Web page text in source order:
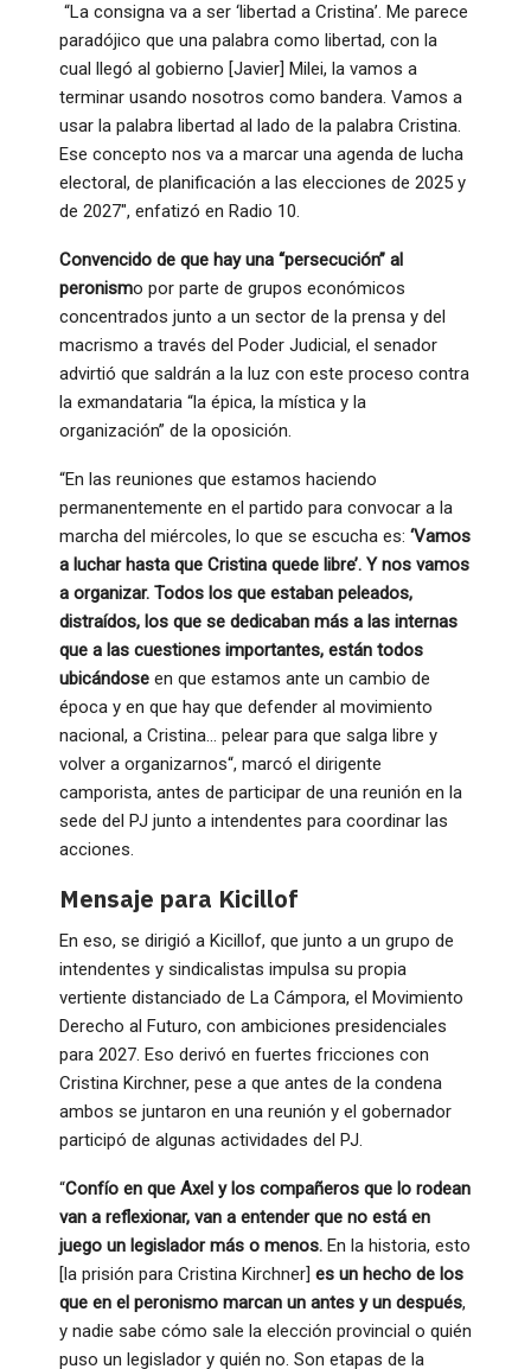
“La consigna va a ser ‘libertad a Cristina’. Me parece
paradójico que una palabra como libertad, con la
cual llegó al gobierno [Javier] Milei, la vamos a
terminar usando nosotros como bandera. Vamos a
usar la palabra libertad al lado de la palabra Cristina.
Ese concepto nos va a marcar una agenda de lucha
electoral, de planificación a las elecciones de 2025 y
de 2027″, enfatizó en Radio 10.
Convencido de que hay una “persecución” al
peronismo por parte de grupos económicos
concentrados junto a un sector de la prensa y del
macrismo a través del Poder Judicial, el senador
advirtió que saldrán a la luz con este proceso contra
la exmandataria “la épica, la mística y la
organización” de la oposición.
“En las reuniones que estamos haciendo
permanentemente en el partido para convocar a la
marcha del miércoles, lo que se escucha es: ‘Vamos
a luchar hasta que Cristina quede libre’. Y nos vamos
a organizar. Todos los que estaban peleados,
distraídos, los que se dedicaban más a las internas
que a las cuestiones importantes, están todos
ubicándose en que estamos ante un cambio de
época y en que hay que defender al movimiento
nacional, a Cristina… pelear para que salga libre y
volver a organizarnos“, marcó el dirigente
camporista, antes de participar de una reunión en la
sede del PJ junto a intendentes para coordinar las
acciones.
Mensaje para Kicillof
En eso, se dirigió a Kicillof, que junto a un grupo de
intendentes y sindicalistas impulsa su propia
vertiente distanciado de La Cámpora, el Movimiento
Derecho al Futuro, con ambiciones presidenciales
para 2027. Eso derivó en fuertes fricciones con
Cristina Kirchner, pese a que antes de la condena
ambos se juntaron en una reunión y el gobernador
participó de algunas actividades del PJ.
“Confío en que Axel y los compañeros que lo rodean
van a reflexionar, van a entender que no está en
juego un legislador más o menos. En la historia, esto
[la prisión para Cristina Kirchner] es un hecho de los
que en el peronismo marcan un antes y un después,
y nadie sabe cómo sale la elección provincial o quién
puso un legislador y quién no. Son etapas de la